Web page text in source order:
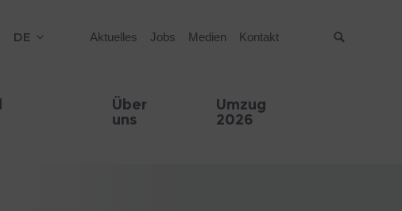
DE Aktuelles Jobs Medien Kontakt
Über
uns
Umzug
2026